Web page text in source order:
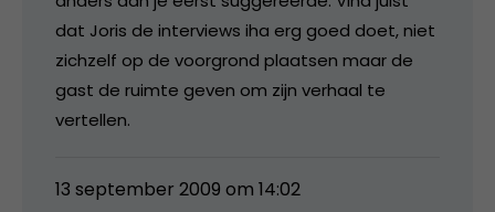
dat Joris de interviews iha erg goed doet, niet
zichzelf op de voorgrond plaatsen maar de
gast de ruimte geven om zijn verhaal te
vertellen.
13 september 2009 om 14:02